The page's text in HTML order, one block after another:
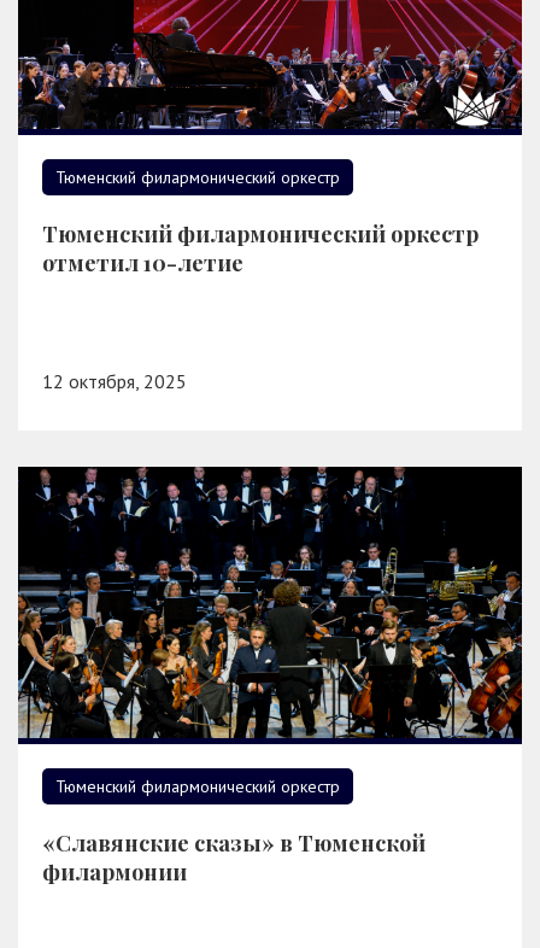
Тюменский филармонический оркестр
Тюменский филармонический оркестр
отметил 10-летие
12 октября, 2025
Тюменский филармонический оркестр
«Славянские сказы» в Тюменской
филармонии